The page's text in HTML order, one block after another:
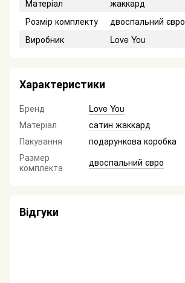
Матеріал
жаккард
Розмір комплекту
двоспальний євро
Виробник
Love You
Характеристики
Бренд
Love You
Матеріал
сатин жаккард
Пакування
подарункова коробка
Размер
комплекта
двоспальний євро
Відгуки